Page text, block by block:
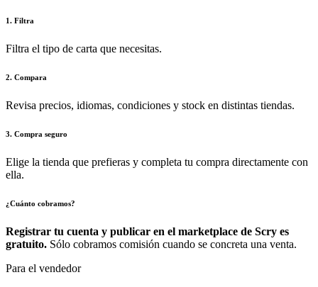
1. Filtra
Filtra el tipo de carta que necesitas.
2. Compara
Revisa precios, idiomas, condiciones y stock en distintas tiendas.
3. Compra seguro
Elige la tienda que prefieras y completa tu compra directamente con
ella.
¿Cuánto cobramos?
Registrar tu cuenta y publicar en el marketplace de Scry es
gratuito. Sólo cobramos comisión cuando se concreta una venta.
Para el vendedor